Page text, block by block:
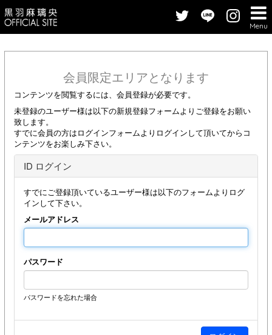
Menu
会員限定エリアとなります
コンテンツを閲覧するには、会員登録が必要です。
未登録のユーザー様は以下の新規登録フォームよりご登録をお願い
致します。
すでに会員の方はログインフォームよりログインして頂いてからコ
ンテンツをお楽しみ下さい。
ID ログイン
すでにご登録頂いているユーザー様は以下のフォームよりログ
インして下さい。
メールアドレス
パスワード
パスワードを忘れた場合